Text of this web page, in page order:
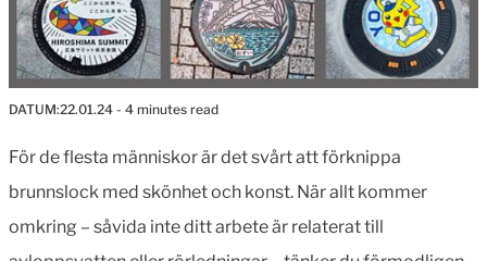
DATUM:22.01.24 - 4 minutes read
För de flesta människor är det svårt att förknippa
brunnslock med skönhet och konst. När allt kommer
omkring – såvida inte ditt arbete är relaterat till